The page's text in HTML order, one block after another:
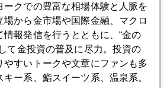
市場でも
ークでの豊富な相場体験と人脈を
場から金市場や国際金融、マクロ
情報発信を行うとともに、“金の
て金投資の普及に尽力。投資の
やすいトークや文章にファンも多
ー系、鮨スイーツ系、温泉系。